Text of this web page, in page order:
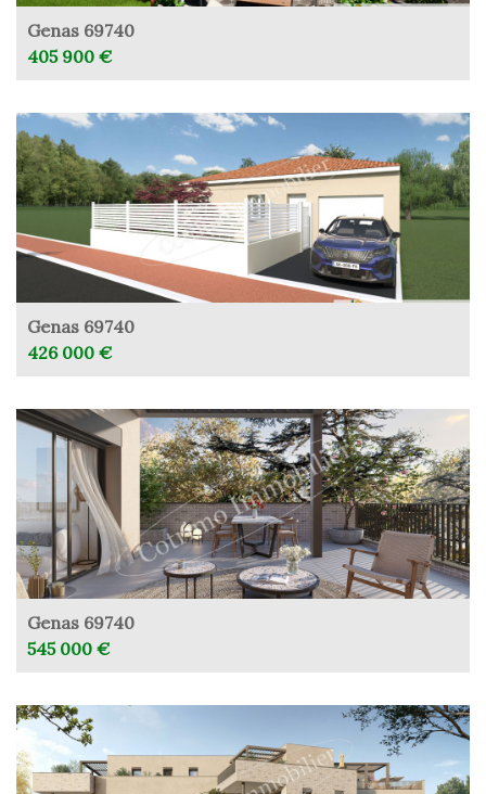
Genas 69740
405 900 €
Genas 69740
426 000 €
Genas 69740
545 000 €